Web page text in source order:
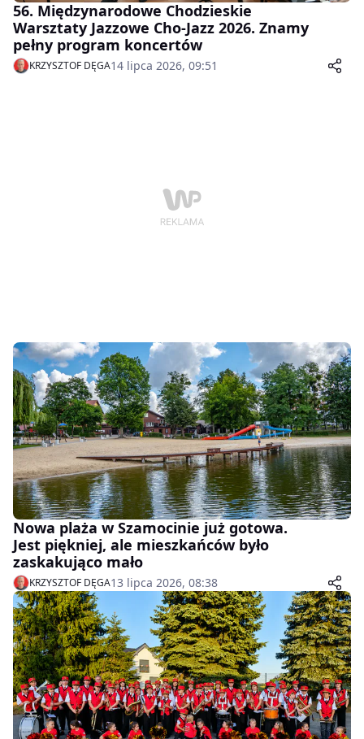
56. Międzynarodowe Chodzieskie
Warsztaty Jazzowe Cho-Jazz 2026. Znamy
pełny program koncertów
KRZYSZTOF DĘGA14 lipca 2026, 09:51
Nowa plaża w Szamocinie już gotowa.
Jest piękniej, ale mieszkańców było
zaskakująco mało
KRZYSZTOF DĘGA13 lipca 2026, 08:38